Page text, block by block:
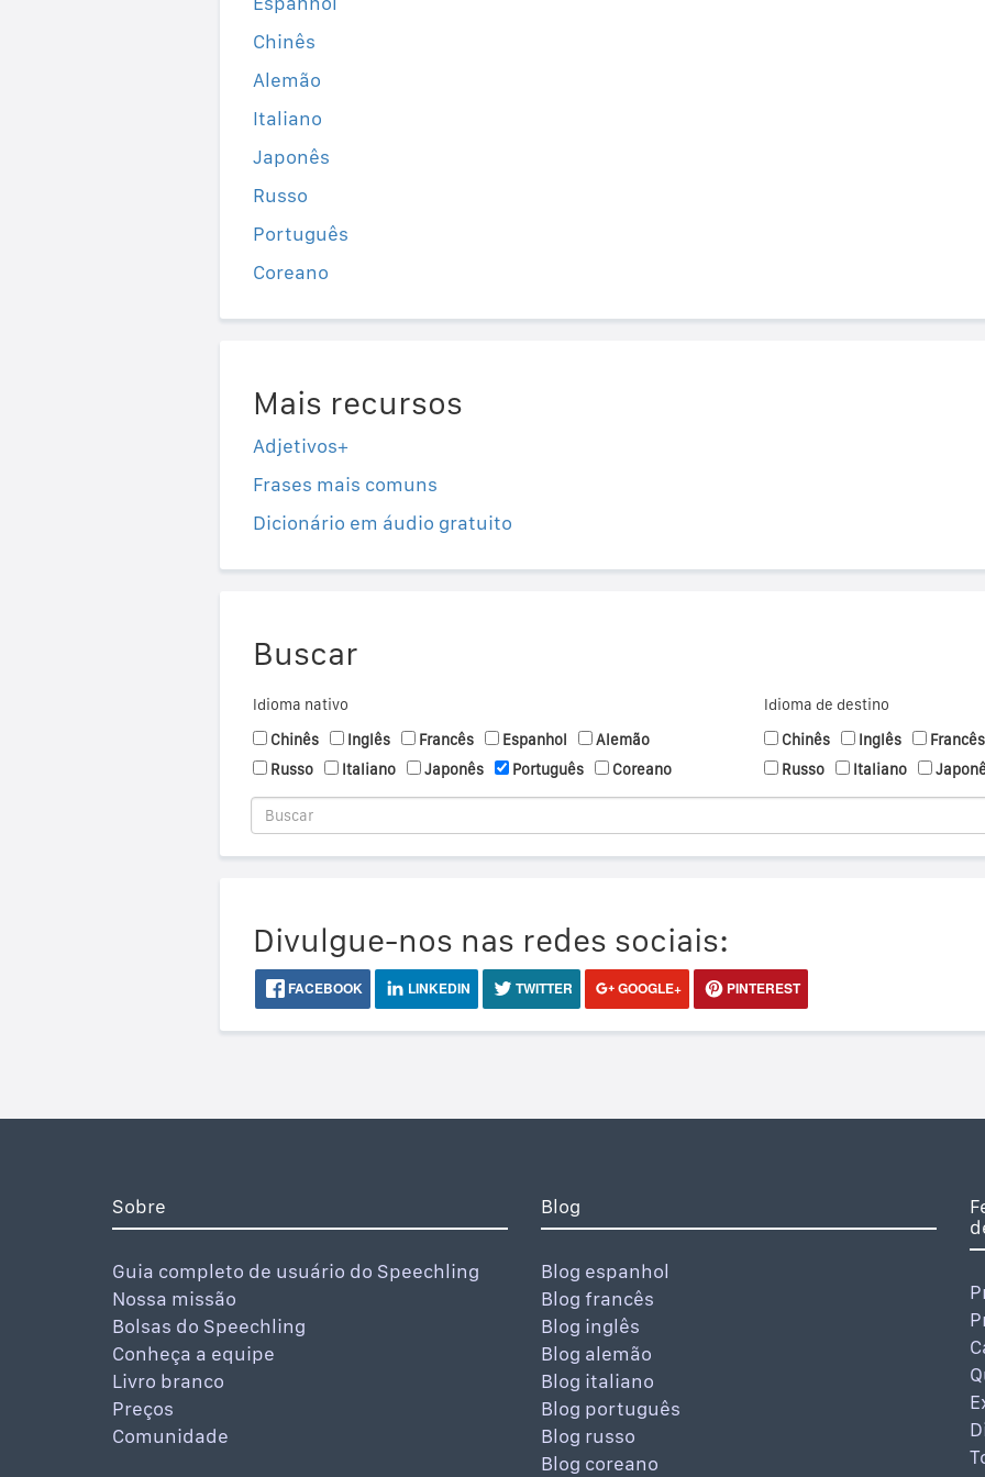
Chinês
Alemão
Italiano
Japonês
Russo
Português
Coreano
Mais recursos
Adjetivos+
Frases mais comuns
Dicionário em áudio gratuito
Buscar
Idioma nativo
Chinês
Inglês Francês Espanhol
Alemão
Russo
Italiano Japonês Português Coreano
Idioma de destino
Chinês
Inglês
Francês
Russo
Italiano
Divulgue-nos nas redes sociais:
FACEBOOK LINKEDIN TWITTER GOOGLE+ PINTEREST
Sobre
Guia completo de usuário do Speechling
Nossa missão
Bolsas do Speechling
Conheça a equipe
Livro branco
Preços
Comunidade
Blog
Blog espanhol
Blog francês
Blog inglês
Blog alemão
Blog italiano
Blog português
Blog russo
Blog coreano